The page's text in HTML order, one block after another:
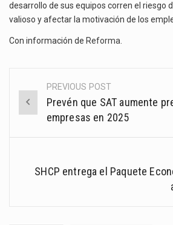
desarrollo de sus equipos corren el riesgo
valioso y afectar la motivación de los
Con información de Reforma.
Post
navigation
PREVIOUS POST
Prevén que SAT aumente
empresas en 2025
SHCP entrega el Paquete